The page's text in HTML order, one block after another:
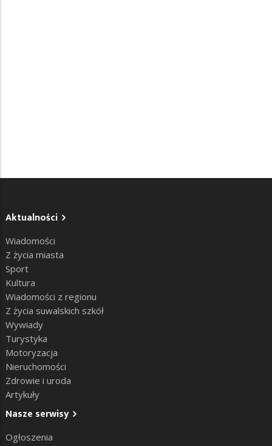
Aktualności
Wiadomości
Z życia miasta
Sport
Kultura
Wiadomości z regionu
Z życia suwalskich szkół
Wywiady
Turystyka
Motoryzacja
Nieruchomości
Zdrowie i uroda
Artykuły
Nasze serwisy
Ogłoszenia